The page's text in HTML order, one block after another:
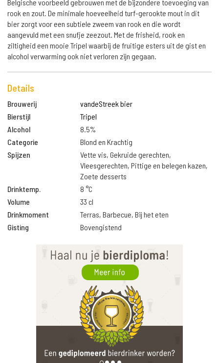
Belgische voorbeeld gebrouwen met de bijzondere toevoeging van
rook en zout. De minimale hoeveelheid turf-gerookte mout in dit
bier zorgt voor een subtiele zweem van rook en die wordt
aangevuld met een snufje zeezout. Met de frisheid, rook en
ziltigheid een mooie Tripel waarbij de fruitige esters uit de gist en
alcohol verwarming ook niet verloren zijn gegaan.
Details
Brouwerij
vandeStreek bier
Bierstijl
Tripel
Alcohol
8.5%
Categorie
Blond en Krachtig
Spijzen
Vette vis, Gekruide gerechten,
Vleesgerechten, Pittige en belegen kazen,
Zoete desserts
Drinktemp.
8 °C
Volume
33 cl
Drinkmoment
Terras, Barbecue, Bij het eten
Gisting
Bovengistend